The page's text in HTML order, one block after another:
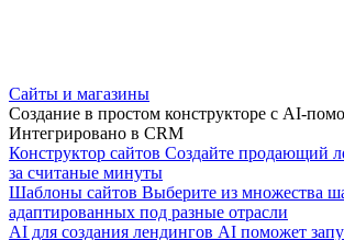
Сайты и магазины
Создание в простом конструкторе с AI-
Интегрировано в CRM
Конструктор сайтов Создайте продающий
за считаные минуты
Шаблоны сайтов Выберите из множества
адаптированных под разные отрасли
AI для создания лендингов AI поможет